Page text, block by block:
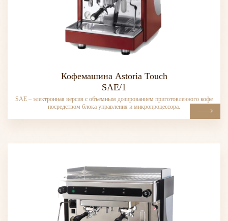
Кофемашина Astoria Touch
SAE/1
SAE – электронная версия с объемным дозированием приготовленного кофе
посредством блока управления и микропроцессора.